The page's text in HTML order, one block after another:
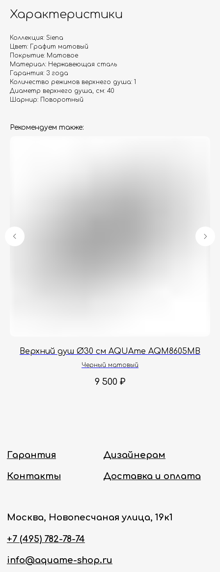
Характеристики
Коллекция: Siena
Цвет: Графит матовый
Покрытие: Матовое
Материал: Нержавеющая сталь
Гарантия: 3 года
Количество режимов верхнего душа: 1
Диаметр верхнего душа, см: 40
Шарнир: Поворотный
Рекомендуем также:
Верхний душ Ø30 см AQUAme AQM8605MB
Черный матовый
9 500 ₽
+7 (495) 782-78-74
Политика конфиденциальности